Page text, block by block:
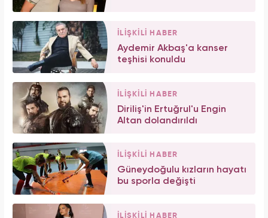
İLİŞKİLİ HABER
Aydemir Akbaş'a kanser
teşhisi konuldu
İLİŞKİLİ HABER
Diriliş'in Ertuğrul'u Engin
Altan dolandırıldı
İLİŞKİLİ HABER
Güneydoğulu kızların hayatı
bu sporla değişti
İLİŞKİLİ HABER